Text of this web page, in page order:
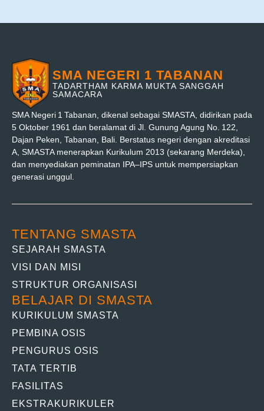
SMA NEGERI 1 TABANAN
TADARTHAM KARMA MUKTA SANGGAH
SAMACARA
SMA Negeri 1 Tabanan, dikenal sebagai SMASTA, didirikan pada
5 Oktober 1961 dan beralamat di Jl. Gunung Agung No. 122,
Dajan Peken, Tabanan, Bali. Berstatus negeri dengan akreditasi
A, SMASTA menerapkan Kurikulum 2013 (sekarang Merdeka),
dan menyediakan peminatan IPA–IPS untuk mempersiapkan
generasi unggul.
TENTANG SMASTA
SEJARAH SMASTA
VISI DAN MISI
STRUKTUR ORGANISASI
BELAJAR DI SMASTA
KURIKULUM SMASTA
PEMBINA OSIS
PENGURUS OSIS
TATA TERTIB
FASILITAS
EKSTRAKURIKULER